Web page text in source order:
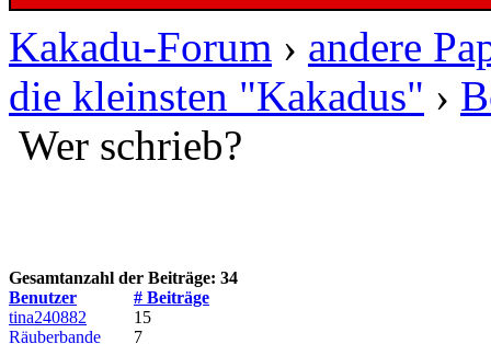
Kakadu-Forum › andere
die kleinsten "Kakadus" ›
Wer schrieb?
Gesamtanzahl der Beiträge: 34
Benutzer
# Beiträge
tina240882
15
Räuberbande
7